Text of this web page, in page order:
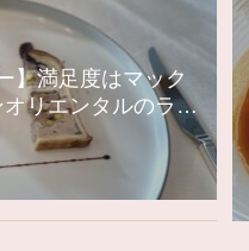
】満足度はマック
リエンタルのラン
チ